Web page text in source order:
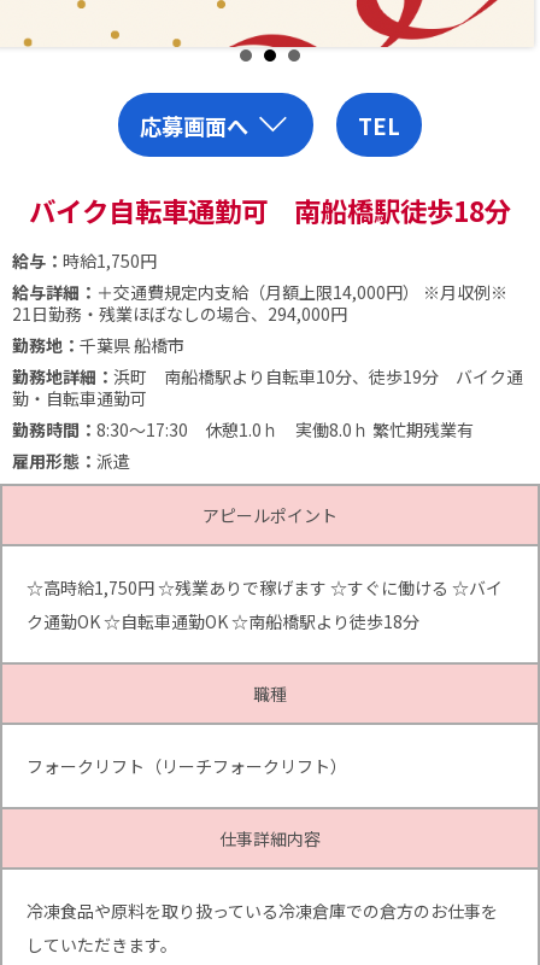
応募画面へ TEL
バイク自転車通勤可 南船橋駅徒歩18分
給与： 時給1,750円
給与詳細： ＋交通費規定内支給（月額上限14,000円）
※月収例※
21日勤務・残業ほぼなしの場合、294,000円
勤務地： 千葉県 船橋市
勤務地詳細： 浜町 南船橋駅より自転車10分、徒歩19分 バイク通
勤・自転車通勤可
勤務時間： 8:30～17:30 休憩1.0ｈ 実働8.0ｈ 繁忙期残業有
雇用形態： 派遣
アピールポイント
☆高時給1,750円 ☆残業ありで稼げます ☆すぐに働ける ☆バイ
ク通勤OK ☆自転車通勤OK ☆南船橋駅より徒歩18分
職種
フォークリフト（リーチフォークリフト）
仕事詳細内容
冷凍食品や原料を取り扱っている冷凍倉庫での倉方のお仕事を
していただきます。